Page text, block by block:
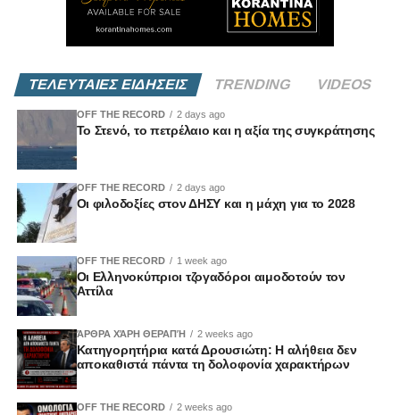
ΤΕΛΕΥΤΑΙΕΣ ΕΙΔΗΣΕΙΣ TRENDING VIDEOS
OFF THE RECORD 2 days ago
Το Στενό, το πετρέλαιο και η αξία της συγκράτησης
OFF THE RECORD 2 days ago
Οι φιλοδοξίες στον ΔΗΣΥ και η μάχη για το 2028
OFF THE RECORD 1 week ago
Οι Ελληνοκύπριοι τζογαδόροι αιμοδοτούν τον
Αττίλα
ΆΡΘΡΑ ΧΆΡΗ ΘΕΡΑΠΉ 2 weeks ago
Κατηγορητήρια κατά Δρουσιώτη: Η αλήθεια δεν
αποκαθιστά πάντα τη δολοφονία χαρακτήρων
OFF THE RECORD 2 weeks ago